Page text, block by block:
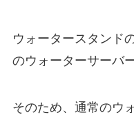
ウォータースタンド
のウォーターサーバ
そのため、通常のウ